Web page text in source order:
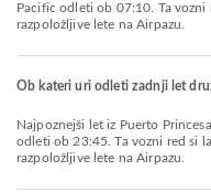
Pacific odleti ob 07:10. Ta
razpoložljive lete na Airpazu.
Ob kateri uri odleti zadnji let
Najpoznejši let iz Puerto Princesa City v Manila z letalsko družbo Cebu Pacific
odleti ob 23:45. Ta vozni red si
razpoložljive lete na Airpazu.